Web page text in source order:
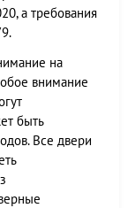
а требования
на
внимание
быть
Все двери